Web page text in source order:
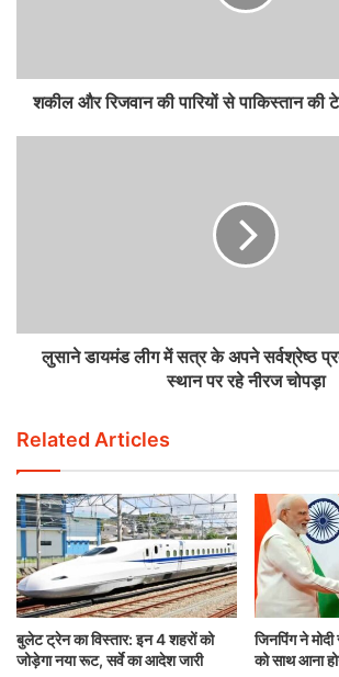
शकील और रिजवान की पारियों से पाकिस्तान
लुसाने डायमंड लीग में सत्र के अपने सर्वश्रेष्ठ
स्थान पर रहे नीरज चोपड़ा
Related Articles
बुलेट ट्रेन का विस्तार: इन 4 शहरों को
जोड़ेगा नया रूट, सर्वे का आदेश जारी
जिनपिंग ने
को साथ आना